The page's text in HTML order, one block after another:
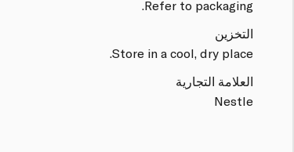
Refer to packaging.
التخزين
Store in a cool, dry place.
العلامة التجارية
Nestle